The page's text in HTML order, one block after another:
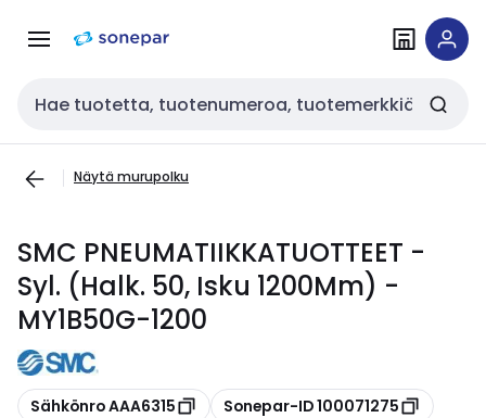
navigointiinsisältöön
Haku
Näytä murupolku
SMC PNEUMATIIKKATUOTTEET -
Syl. (Halk. 50, Isku 1200Mm) -
MY1B50G-1200
Kopioi
Sähkönro AAA6315 Kopioi
Sonepar-ID 100071275